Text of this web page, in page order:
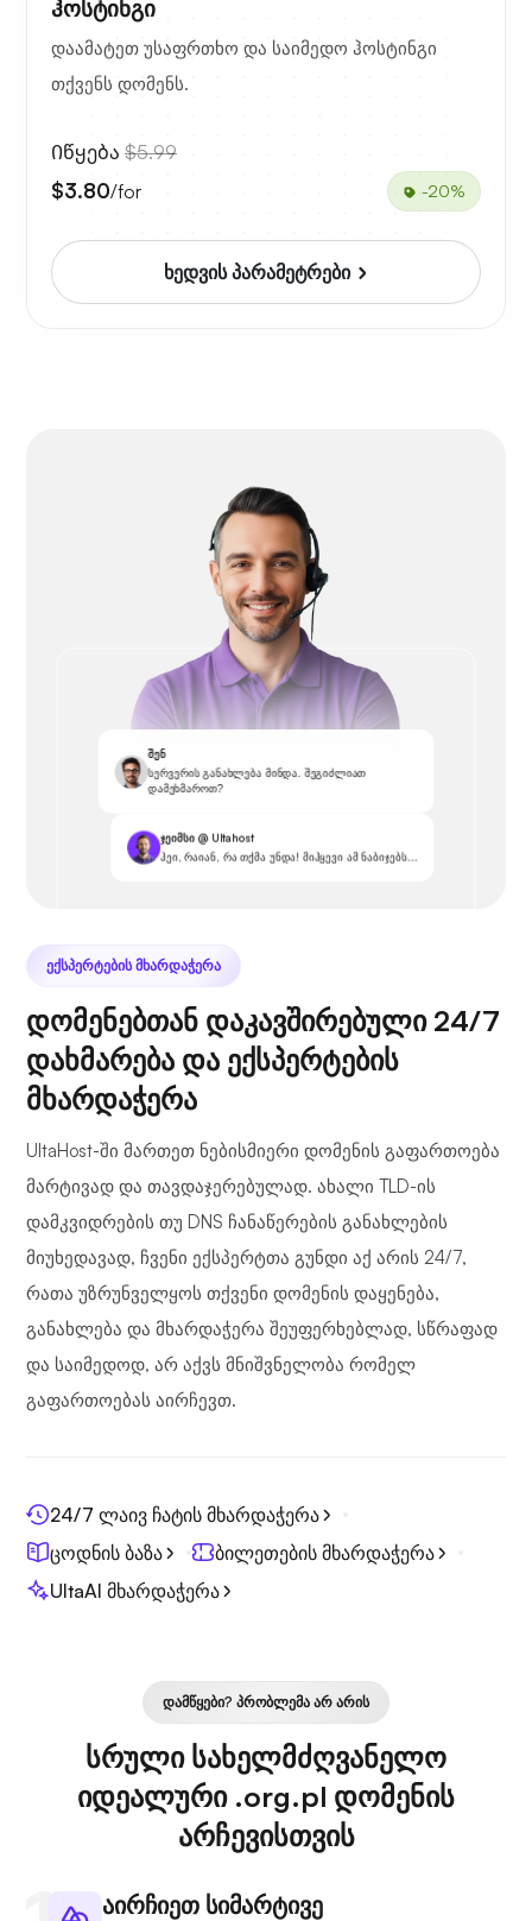
ჰოსტინგი
დაამატეთ უსაფრთხო და საიმედო ჰოსტინგი
თქვენს დომენს.
Იწყება $5.99
$3.80/for -20%
ხედვის პარამეტრები
შენ
სერვერის განახლება მინდა. შეგიძლიათ
დამეხმაროთ?
ჯეიმსი @ Ultahost
ჰეი, რაიან, რა თქმა უნდა! მიჰყევი ამ ნაბიჯებს...
ᲔᲥᲡᲞᲔᲠᲢᲔᲑᲘᲡ ᲛᲮᲐᲠᲓᲐᲭᲔᲠᲐ
დომენებთან დაკავშირებული 24/7
დახმარება და ექსპერტების
მხარდაჭერა
UltaHost-ში მართეთ ნებისმიერი დომენის გაფართოება
მარტივად და თავდაჯერებულად. ახალი TLD-ის
დამკვიდრების თუ DNS ჩანაწერების განახლების
მიუხედავად, ჩვენი ექსპერტთა გუნდი აქ არის 24/7,
რათა უზრუნველყოს თქვენი დომენის დაყენება,
განახლება და მხარდაჭერა შეუფერხებლად, სწრაფად
და საიმედოდ, არ აქვს მნიშვნელობა რომელ
გაფართოებას აირჩევთ.
24/7 ლაივ ჩატის მხარდაჭერა
ცოდნის ბაზა
ბილეთების მხარდაჭერა
UltaAI მხარდაჭერა
ᲓᲐᲛᲬᲧᲔᲑᲘ? ᲞᲠᲝᲑᲚᲔᲛᲐ ᲐᲠ ᲐᲠᲘᲡ
სრული სახელმძღვანელო
იდეალური .org.pl დომენის
არჩევისთვის
აირჩიეთ სიმარტივე